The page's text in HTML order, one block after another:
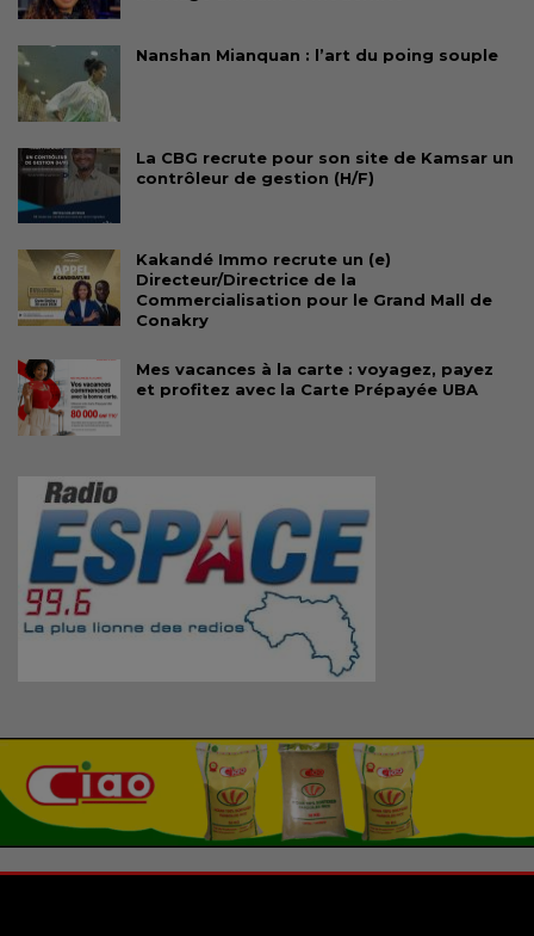
Nanshan Mianquan : l’art du poing souple
La CBG recrute pour son site de Kamsar un
contrôleur de gestion (H/F)
Kakandé Immo recrute un (e)
Directeur/Directrice de la
Commercialisation pour le Grand Mall de
Conakry
Mes vacances à la carte : voyagez, payez
et profitez avec la Carte Prépayée UBA